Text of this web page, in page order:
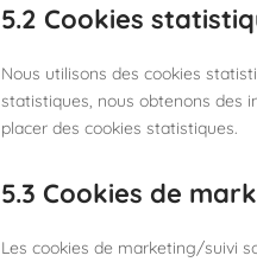
5.2 Cookies
Nous utilisons des cookies
statistiques, nous obtenons des
placer des cookies statistiques.
5.3 Cookies de
Les cookies de marketing/suivi